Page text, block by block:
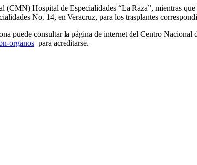
Hospital de Especialidades “La Raza”, mientras que
No. 14, en Veracruz, para los trasplantes
puede consultar la página de internet del Centro
organos para acreditarse.